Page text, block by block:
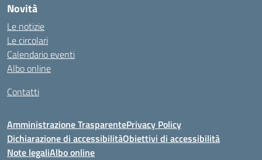
Novità
Le notizie
Le circolari
Calendario eventi
Albo online
Contatti
Amministrazione TrasparentePrivacy Policy
Dichiarazione di accessibilitàObiettivi di accessibilità
Note legaliAlbo online